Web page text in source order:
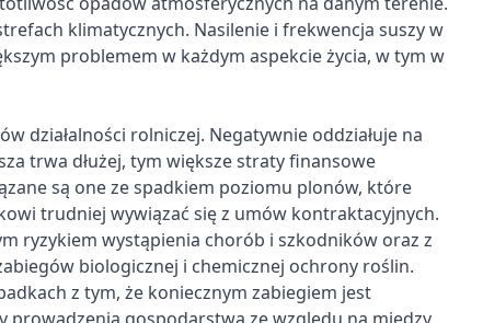
klimatycznych. Nasilenie i frekwencja suszy w
problemem w każdym aspekcie życia, w tym w
działalności rolniczej. Negatywnie oddziałuje na
trwa dłużej, tym większe straty finansowe
są one ze spadkiem poziomu plonów, które
trudniej wywiązać się z umów kontraktacyjnych.
ryzykiem wystąpienia chorób i szkodników oraz z
biologicznej i chemicznej ochrony roślin.
z tym, że koniecznym zabiegiem jest